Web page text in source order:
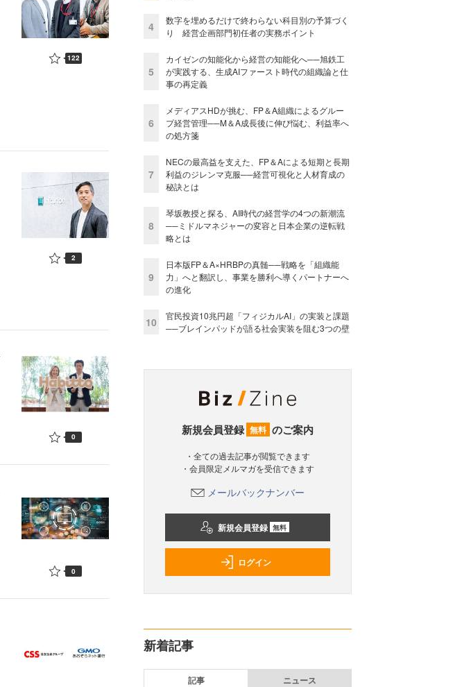
122
2
0
0
4
数字を埋めるだけで終わらない科目別の予算づく
り 経営企画部門初任者の実務ポイント
5
カイゼンの知能化から経営の知能化へ──旭鉄工
が実践する、生成AIファースト時代の組織論と仕
事の再定義
6
メディアスHDが挑む、FP＆A組織によるグルー
プ経営管理──M＆A成長後に伸び悩む、利益率へ
の処方箋
7
NECの最高益を支えた、FP＆Aによる短期と長期
利益のジレンマ克服──経営可視化と人材育成の
秘訣とは
8
琴坂教授と探る、AI時代の経営学の4つの新潮流
──ミドルマネジャーの変容と日本企業の逆転戦
略とは
9
日本版FP＆A×HRBPの真髄──戦略を「組織能
力」へと翻訳し、事業を勝利へ導くパートナーへ
の進化
10
官民投資10兆円超「フィジカルAI」の実装と課題
──ブレインパッドが語る社会実装を阻む3つの壁
新規会員登録 無料 のご案内
・全ての過去記事が閲覧できます
・会員限定メルマガを受信できます
メールバックナンバー
新規会員登録 無料
ログイン
新着記事
記事 ニュース